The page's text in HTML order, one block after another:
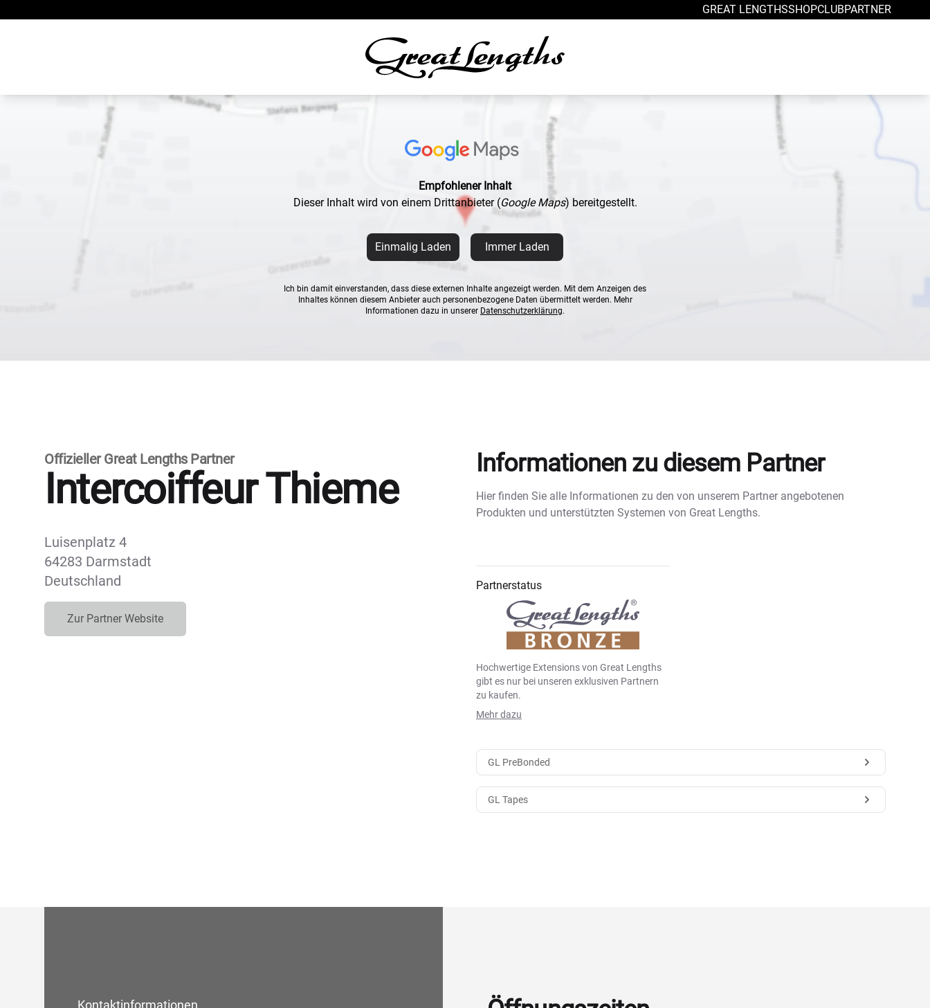
GREAT LENGTHSSHOPCLUBPARTNER
Empfohlener Inhalt
Dieser Inhalt wird von einem Drittanbieter (Google Maps) bereitgestellt.
Einmalig Laden Immer Laden
Ich bin damit einverstanden, dass diese externen Inhalte angezeigt werden. Mit dem Anzeigen des
Inhaltes können diesem Anbieter auch personenbezogene Daten übermittelt werden. Mehr
Informationen dazu in unserer Datenschutzerklärung.
Offizieller Great Lengths Partner
Intercoiffeur Thieme
Luisenplatz 4
64283 Darmstadt
Deutschland
Zur Partner Website
Informationen zu diesem Partner
Hier finden Sie alle Informationen zu den von unserem Partner angebotenen
Produkten und unterstützten Systemen von Great Lengths.
Partnerstatus
Hochwertige Extensions von Great Lengths
gibt es nur bei unseren exklusiven Partnern
zu kaufen.
Mehr dazu
GL PreBonded
GL Tapes
Kontaktinformationen